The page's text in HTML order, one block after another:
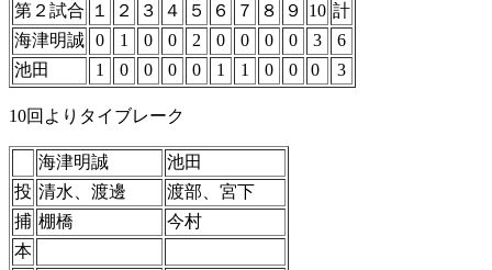
第２試合 １ ２ ３ ４ ５ ６ ７ ８ ９ 10 計
海津明誠 0 1 0 0 2 0 0 0 0 3
6
池田
1 0 0 0 0 1 1 0 0 0 3
10回よりタイブレーク
海津明誠
池田
投 清水、渡邊
渡部、宮下
捕 棚橋
今村
本